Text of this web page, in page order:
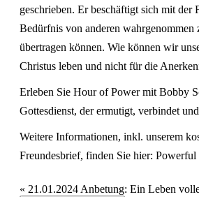
geschrieben. Er beschäftigt sich mit der
Bedürfnis von anderen wahrgenommen
übertragen können. Wie können wir
Christus leben und nicht für die
Erleben Sie Hour of Power mit Bobby
Gottesdienst, der ermutigt, verbindet
Weitere Informationen, inkl. unserem
Freundesbrief, finden Sie hier:
« 21.01.2024 Anbetung: Ein Leben